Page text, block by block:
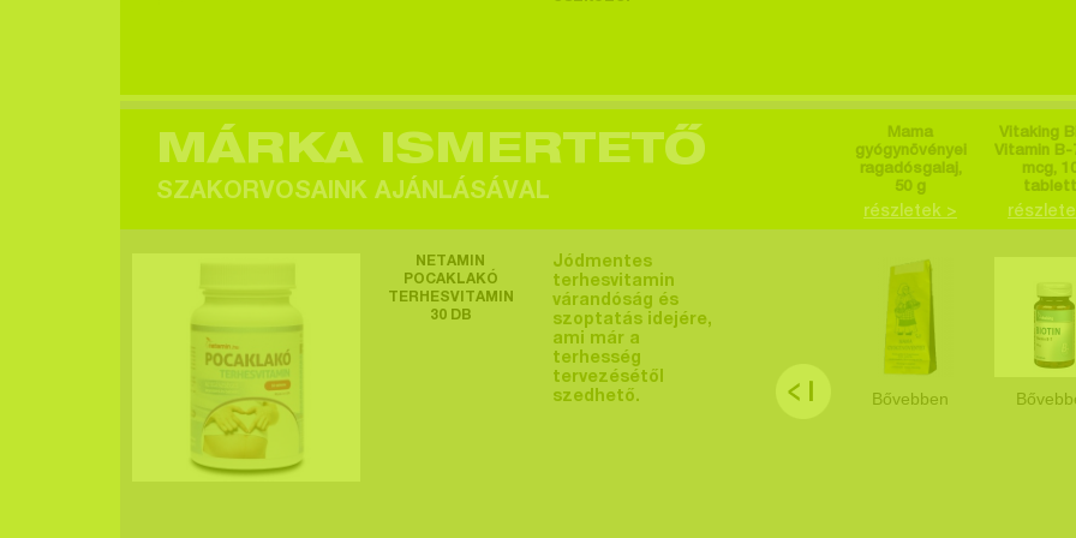
megtekintette a
terméket >
megtekintette a
Egy felhasználó
megtekintette a
MÁRKA ISMERTETŐ
SZAKORVOSAINK AJÁNLÁSÁVAL
NETAMIN
POCAKLAKÓ
TERHESVITAMIN
30 DB
Jódmentes
terhesvitamin
várandóság és
szoptatás idejére,
ami már a
terhesség
tervezésétől
szedhető.
Mama
gyógynövényei
ragadósgalaj,
50 g
részletek >
Bővebben
Vitaking
Vitamin B-
mcg,